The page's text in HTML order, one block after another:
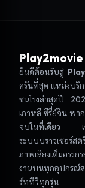
Play2movie
ยินดีต้อนรับสู่
ครันที่สุด แหล่งบริก
ชนโรงล่าสุดปี
เกาหลี ซีรี่ย์จีน พา
จบในที่เดียว เข้า
ระบบบราวเซอร์ส
ภาพเสียงเต็มอรรถ
งานบนทุกอุปกรณ์ส
ร์ททีวีทุกรุ่น